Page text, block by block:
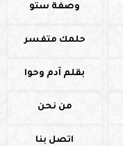
وصفة ستو
حلمك متفسر
بقلم آدم وحوا
من نحن
اتصل بنا